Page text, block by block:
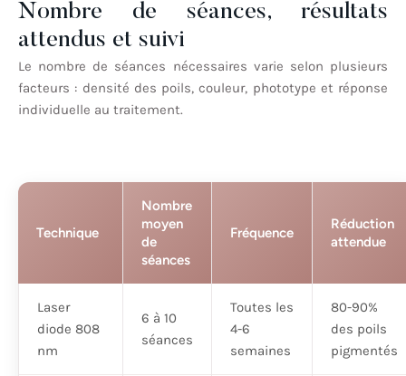
Nombre de séances, résultats
attendus et suivi
Le nombre de séances nécessaires varie selon plusieurs
facteurs : densité des poils, couleur, phototype et réponse
individuelle au traitement.
Technique
Nombre
moyen
de
séances
Fréquence
Réduction
attendue
Laser
diode 808
nm
6 à 10
séances
Toutes les
4-6
semaines
80-90%
des poils
pigmentés